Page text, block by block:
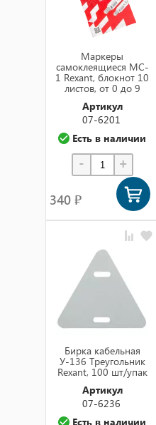
Маркеры
самоклеящиеся MC-
1 Rexant, блокнот 10
листов, от 0 до 9
Артикул
07-6201
Есть в наличии
- +
340 ₽
Бирка кабельная
У-136 Треугольник
Rexant, 100 шт/упак
Артикул
07-6236
Есть в наличии